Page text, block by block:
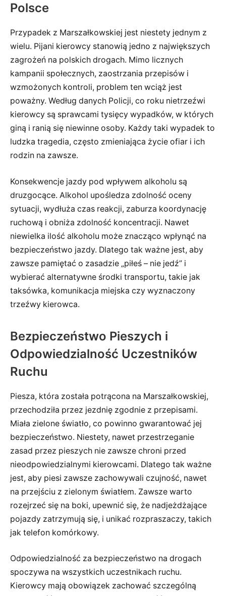
Polsce
Przypadek z Marszałkowskiej jest niestety jednym z
wielu. Pijani kierowcy stanowią jedno z największych
zagrożeń na polskich drogach. Mimo licznych
kampanii społecznych, zaostrzania przepisów i
wzmożonych kontroli, problem ten wciąż jest
poważny. Według danych Policji, co roku nietrzeźwi
kierowcy są sprawcami tysięcy wypadków, w których
giną i ranią się niewinne osoby. Każdy taki wypadek to
ludzka tragedia, często zmieniająca życie ofiar i ich
rodzin na zawsze.
Konsekwencje jazdy pod wpływem alkoholu są
druzgocące. Alkohol upośledza zdolność oceny
sytuacji, wydłuża czas reakcji, zaburza koordynację
ruchową i obniża zdolność koncentracji. Nawet
niewielka ilość alkoholu może znacząco wpłynąć na
bezpieczeństwo jazdy. Dlatego tak ważne jest, aby
zawsze pamiętać o zasadzie „piłeś – nie jedź” i
wybierać alternatywne środki transportu, takie jak
taksówka, komunikacja miejska czy wyznaczony
trzeźwy kierowca.
Bezpieczeństwo Pieszych i
Odpowiedzialność Uczestników
Ruchu
Piesza, która została potrącona na Marszałkowskiej,
przechodziła przez jezdnię zgodnie z przepisami.
Miała zielone światło, co powinno gwarantować jej
bezpieczeństwo. Niestety, nawet przestrzeganie
zasad przez pieszych nie zawsze chroni przed
nieodpowiedzialnymi kierowcami. Dlatego tak ważne
jest, aby piesi zawsze zachowywali czujność, nawet
na przejściu z zielonym światłem. Zawsze warto
rozejrzeć się na boki, upewnić się, że nadjeżdżające
pojazdy zatrzymują się, i unikać rozpraszaczy, takich
jak telefon komórkowy.
Odpowiedzialność za bezpieczeństwo na drogach
spoczywa na wszystkich uczestnikach ruchu.
Kierowcy mają obowiązek zachować szczególną